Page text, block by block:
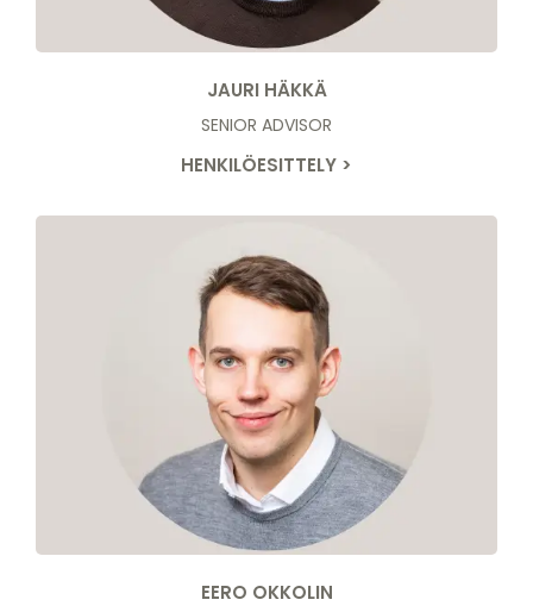
JAURI HÄKKÄ
SENIOR ADVISOR
HENKILÖESITTELY >
EERO OKKOLIN